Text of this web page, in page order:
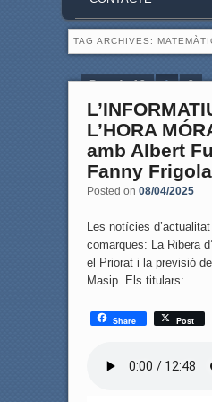
TAG ARCHIVES:
Page 1 of 2 1 2
L’HORA
amb Albert
Fanny
Posted on 08/04/2025
Les notícies
comarques: La Ribera
el Priorat i la previsió
Masip. Els titulars:
Share Post